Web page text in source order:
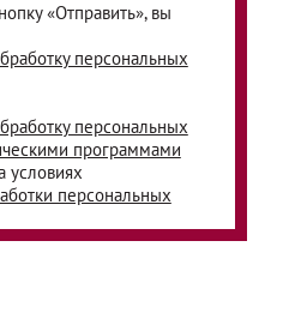
«Отправить», вы
персональных
персональных
программами
условиях
персональных